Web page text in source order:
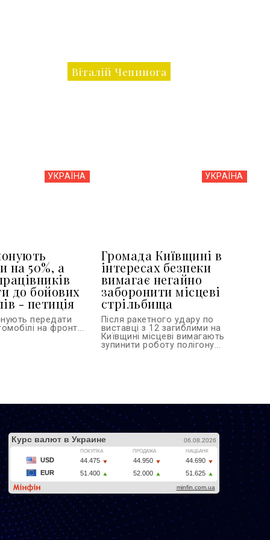
Віталій Чепинога
УКРАЇНА
на 50%, а
до бойових
- петиція
передати
на фронт...
УКРАЇНА
Громада Київщині в
інтересах безпеки
вимагає негайно
заборонити місцеві
стрільбища
Після ракетного удару по
виставці з 12 загиблими на
Київщині місцеві вимагають
зупинити роботу полігону...